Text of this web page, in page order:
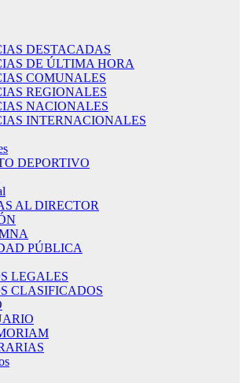
DESTACADAS
DE ÚLTIMA HORA
COMUNALES
REGIONALES
NACIONALES
INTERNACIONALES
DEPORTIVO
AL DIRECTOR
PÚBLICA
LEGALES
CLASIFICADOS